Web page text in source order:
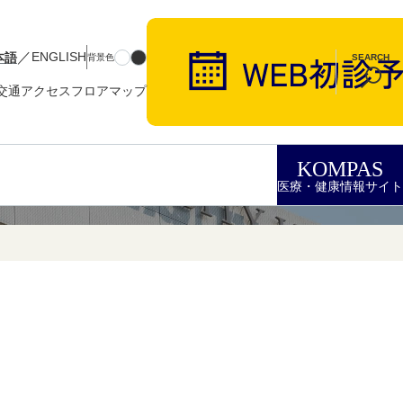
語／ENGLISH背景色
通アクセスフロアマップ
SEARCH
KOMPAS
医療・健康情報サイト